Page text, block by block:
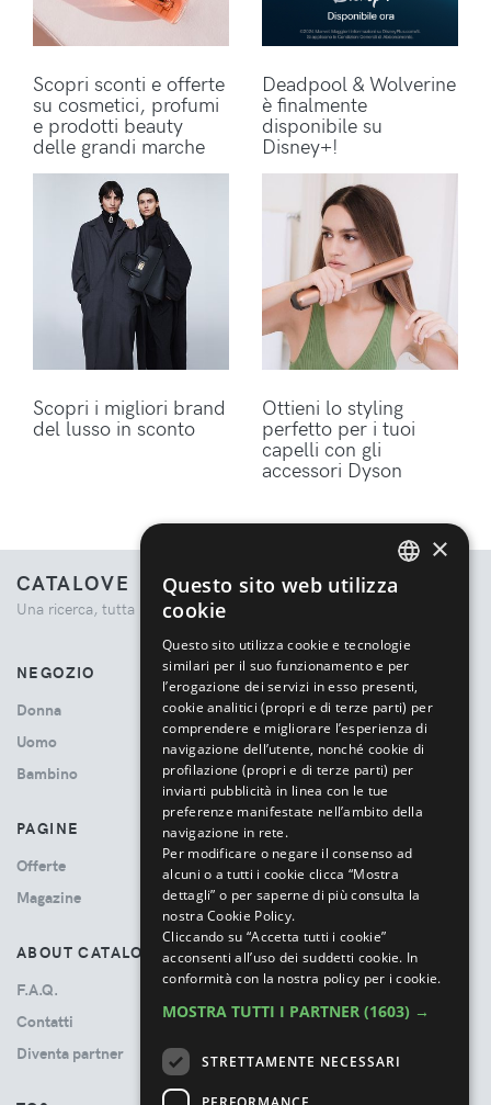
Scopri sconti e offerte
su cosmetici, profumi
e prodotti beauty
delle grandi marche
Deadpool & Wolverine
è finalmente
disponibile su
Disney+!
Scopri i migliori brand
del lusso in sconto
Ottieni lo styling
perfetto per i tuoi
capelli con gli
accessori Dyson
CATALOVE
Una ricerca, tutta la moda.
NEGOZIO
Donna
Uomo
Bambino
PAGINE
Offerte
Magazine
ABOUT CATALOVE
F.A.Q.
Contatti
Diventa partner
×
Questo sito web utilizza
cookie
Questo sito utilizza cookie e tecnologie
similari per il suo funzionamento e per
l’erogazione dei servizi in esso presenti,
cookie analitici (propri e di terze parti) per
comprendere e migliorare l’esperienza di
navigazione dell’utente, nonché cookie di
profilazione (propri e di terze parti) per
inviarti pubblicità in linea con le tue
preferenze manifestate nell’ambito della
navigazione in rete.
Per modificare o negare il consenso ad
alcuni o a tutti i cookie clicca “Mostra
dettagli” o per saperne di più consulta la
nostra Cookie Policy.
Cliccando su “Accetta tutti i cookie”
acconsenti all’uso dei suddetti cookie. In
conformità con la nostra policy per i cookie.
MOSTRA TUTTI I PARTNER (1603) →
STRETTAMENTE NECESSARI